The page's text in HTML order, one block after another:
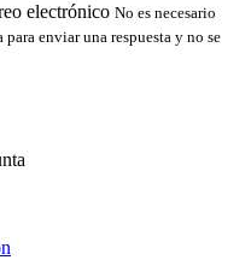
electrónico No es necesario
enviar una respuesta y no se